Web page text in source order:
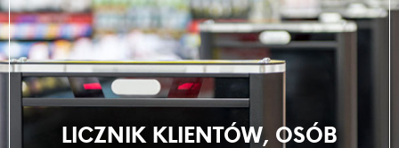
LICZNIK KLIENTÓW, OSÓB